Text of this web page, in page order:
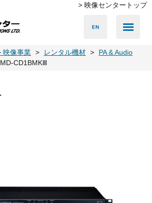
> 映像センタートップ
映像事業 レンタル機材
PA & Audio
MD-CD1BMKⅢ